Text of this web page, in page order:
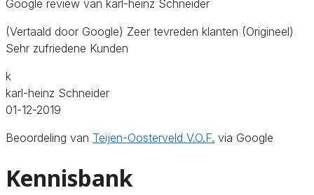
Google review van karl-heinz Schneider
(Vertaald door Google) Zeer tevreden klanten (Origineel)
Sehr zufriedene Kunden
k
karl-heinz Schneider
01-12-2019
Beoordeling van Teijen-Oosterveld V.O.F. via Google
Kennisbank